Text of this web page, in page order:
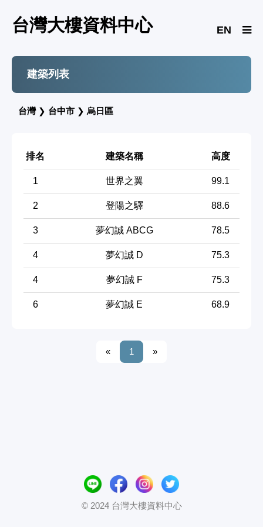
台灣大樓資料中心 EN
建築列表
台灣❯ 台中市 ❯ 烏日區
排名 建築名稱 高度
1 世界之翼 99.1
2 登陽之驛 88.6
3 夢幻誠 ABCG 78.5
4 夢幻誠 D 75.3
4 夢幻誠 F 75.3
6 夢幻誠 E 68.9
« 1 »
© 2024 台灣大樓資料中心